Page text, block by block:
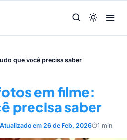
que você precisa saber
em filme:
precisa saber
Atualizado em 26 de Feb, 2026 1 min